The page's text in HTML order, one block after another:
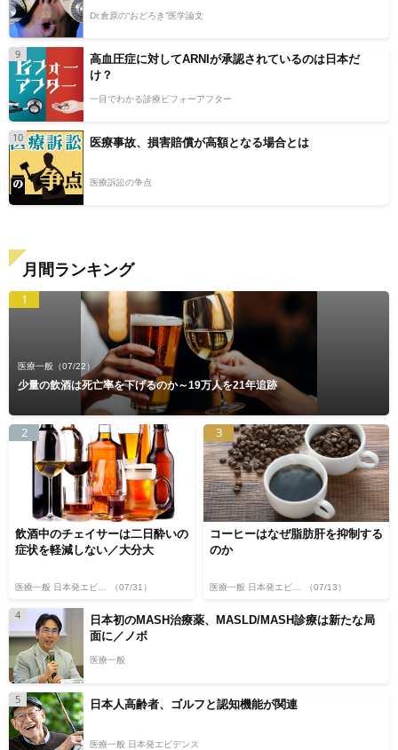
Dr.倉原の“おどろき”医学論文
9
高血圧症に対してARNIが承認されているのは日本だ
け？
一目でわかる診療ビフォーアフター
10 医療事故、損害賠償が高額となる場合とは
医療訴訟の争点
月間ランキング
1
医療一般 （07/22）
少量の飲酒は死亡率を下げるのか～19万人を21年追跡
2
飲酒中のチェイサーは二日酔いの
症状を軽減しない／大分大
医療一般 日本発エビデンス （07/31）
3
コーヒーはなぜ脂肪肝を抑制する
のか
医療一般 日本発エビデンス （07/13）
4
日本初のMASH治療薬、MASLD/MASH診療は新たな局
面に／ノボ
医療一般
5 日本人高齢者、ゴルフと認知機能が関連
医療一般 日本発エビデンス